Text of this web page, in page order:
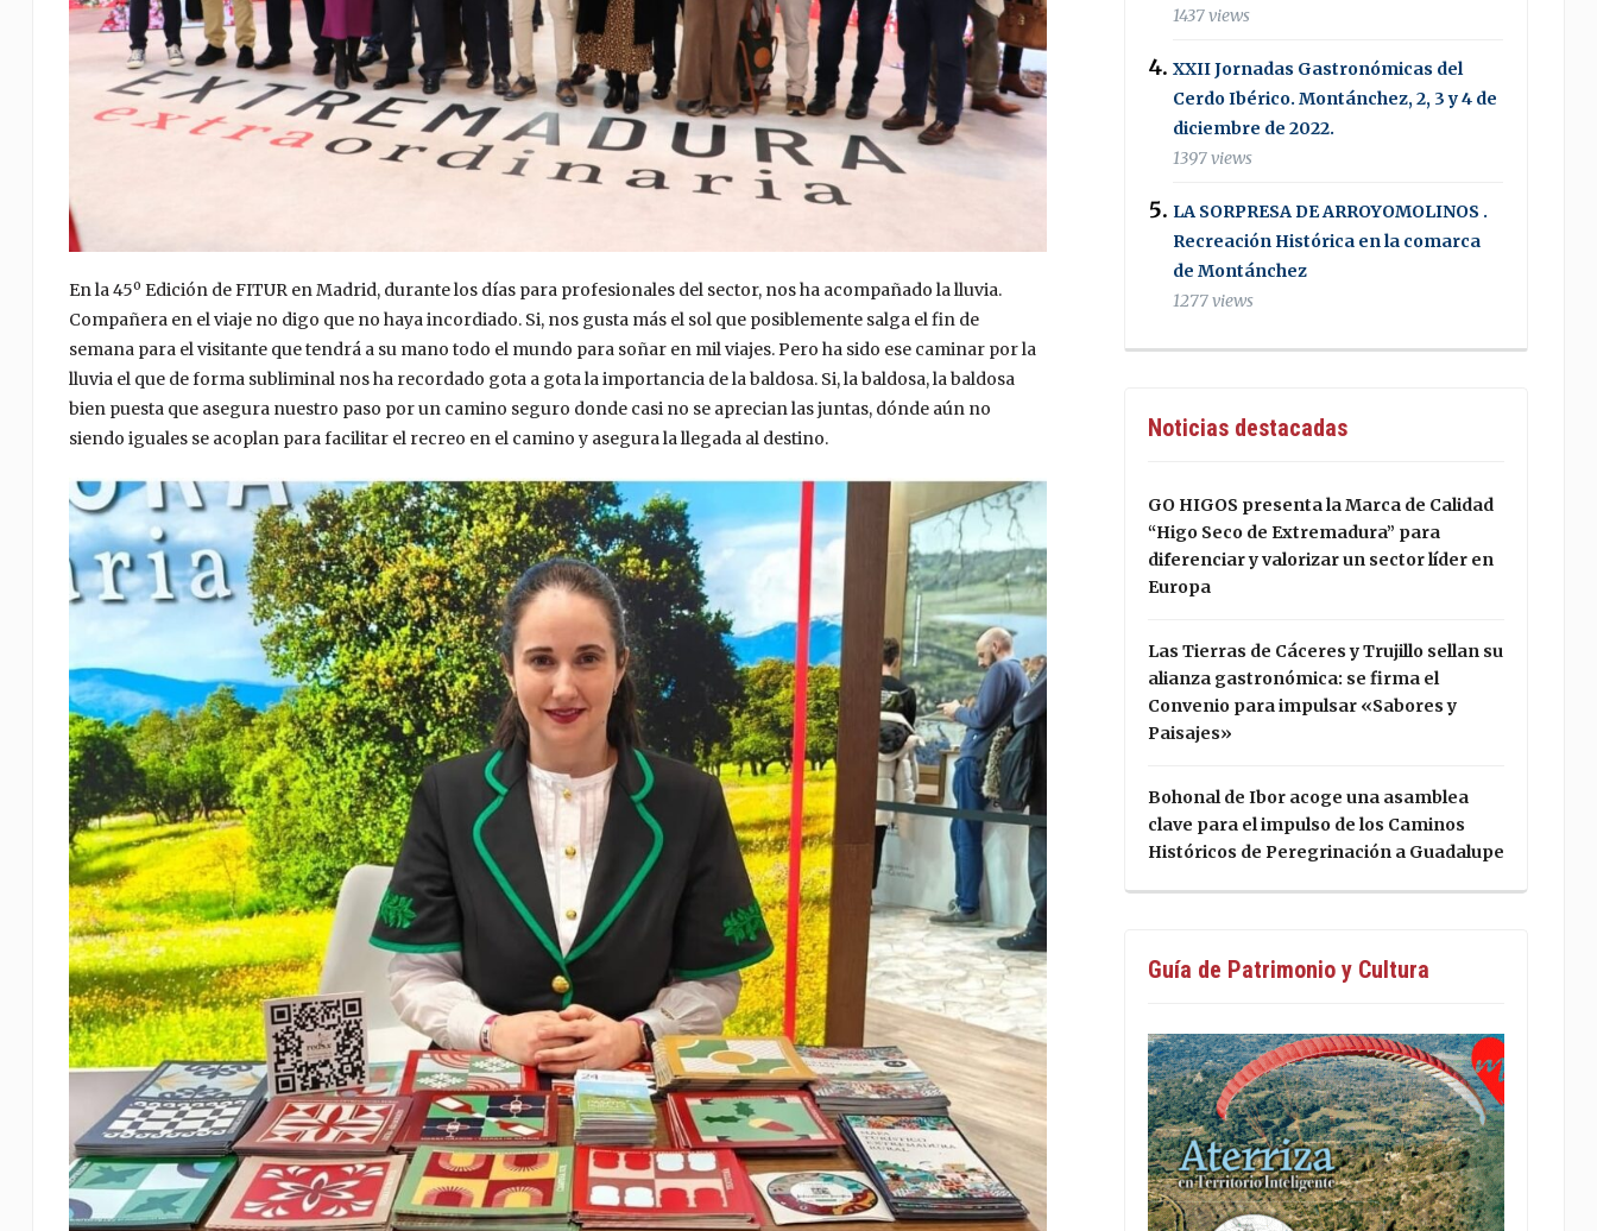
En la 45º Edición de FITUR en Madrid, durante los días para profesionales del sector, nos ha acompañado la lluvia.
Compañera en el viaje no digo que no haya incordiado. Si, nos gusta más el sol que posiblemente salga el fin de
semana para el visitante que tendrá a su mano todo el mundo para soñar en mil viajes. Pero ha sido ese caminar por la
lluvia el que de forma subliminal nos ha recordado gota a gota la importancia de la baldosa. Si, la baldosa, la baldosa
bien puesta que asegura nuestro paso por un camino seguro donde casi no se aprecian las juntas, dónde aún no
siendo iguales se acoplan para facilitar el recreo en el camino y asegura la llegada al destino.
1437 views
XXII Jornadas Gastronómicas del
Cerdo Ibérico. Montánchez, 2, 3 y 4 de
diciembre de 2022.
1397 views
LA SORPRESA DE ARROYOMOLINOS .
Recreación Histórica en la comarca
de Montánchez
1277 views
Noticias destacadas
GO HIGOS presenta la Marca de Calidad
“Higo Seco de Extremadura” para
diferenciar y valorizar un sector líder en
Europa
Las Tierras de Cáceres y Trujillo sellan su
alianza gastronómica: se firma el
Convenio para impulsar «Sabores y
Paisajes»
Bohonal de Ibor acoge una asamblea
clave para el impulso de los Caminos
Históricos de Peregrinación a Guadalupe
Guía de Patrimonio y Cultura